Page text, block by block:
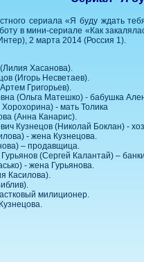
сериала «Я буду ждать
в мини-сериале «Как
2 марта 2014 (Россия 1).
Хасанова).
(Игорь Несветаев).
Григорьев).
(Ольга Матешко) - бабушка
- мать Толика
(Анна Канарис).
Кузнецов (Николай Боклан) -
- жена Кузнецова.
– продавщица.
(Сергей Калантай) –
- жена Гурьянова.
Касилова).
милиционер.